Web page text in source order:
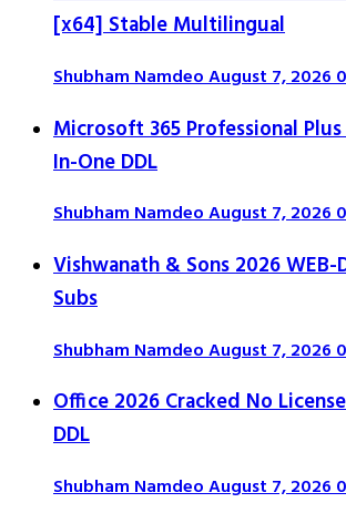
[x64] Stable Multilingual
Shubham NamdeoAugust 7, 20260
Microsoft 365 Professional
In-One DDL
Shubham NamdeoAugust 7, 20260
Vishwanath & Sons 2026 WEB-
Subs
Shubham NamdeoAugust 7, 20260
Office 2026 Cracked No
DDL
Shubham NamdeoAugust 7, 20260